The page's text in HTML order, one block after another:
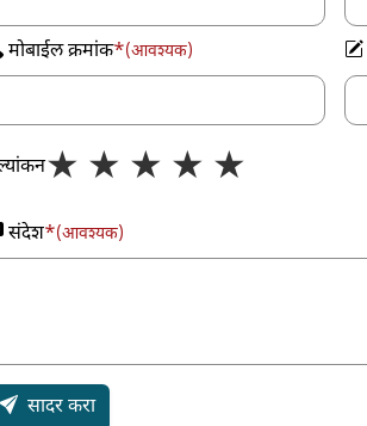
मोबाईल क्रमांक*(आवश्यक)
★ ★ ★ ★ ★
संदेश*(आवश्यक)
सादर करा